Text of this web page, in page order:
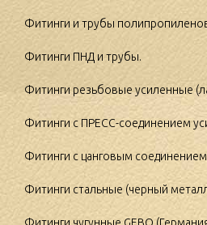
Фитинги и трубы
Фитинги ПНД и трубы.
Фитинги резьбовые усиленные
Фитинги с ПРЕСС-соединением
Фитинги с цанговым
Фитинги стальные (черный